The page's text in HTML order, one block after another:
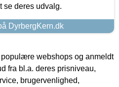
se deres udvalg.
DyrbergKern.dk
webshops og anmeldt
fra bl.a. deres prisniveau,
brugervenlighed,